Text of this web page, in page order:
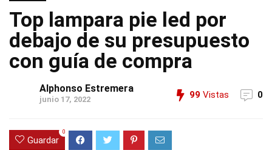
Top lampara pie led por
debajo de su presupuesto
con guía de compra
Alphonso Estremera
junio 17, 2022 99 Vistas 0
Guardar
0